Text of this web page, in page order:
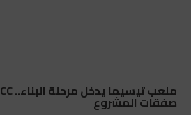
صفقات المشروع